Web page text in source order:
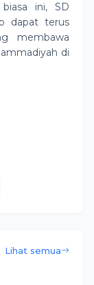
ini, SD
dapat terus
membawa
di
Lihat semua